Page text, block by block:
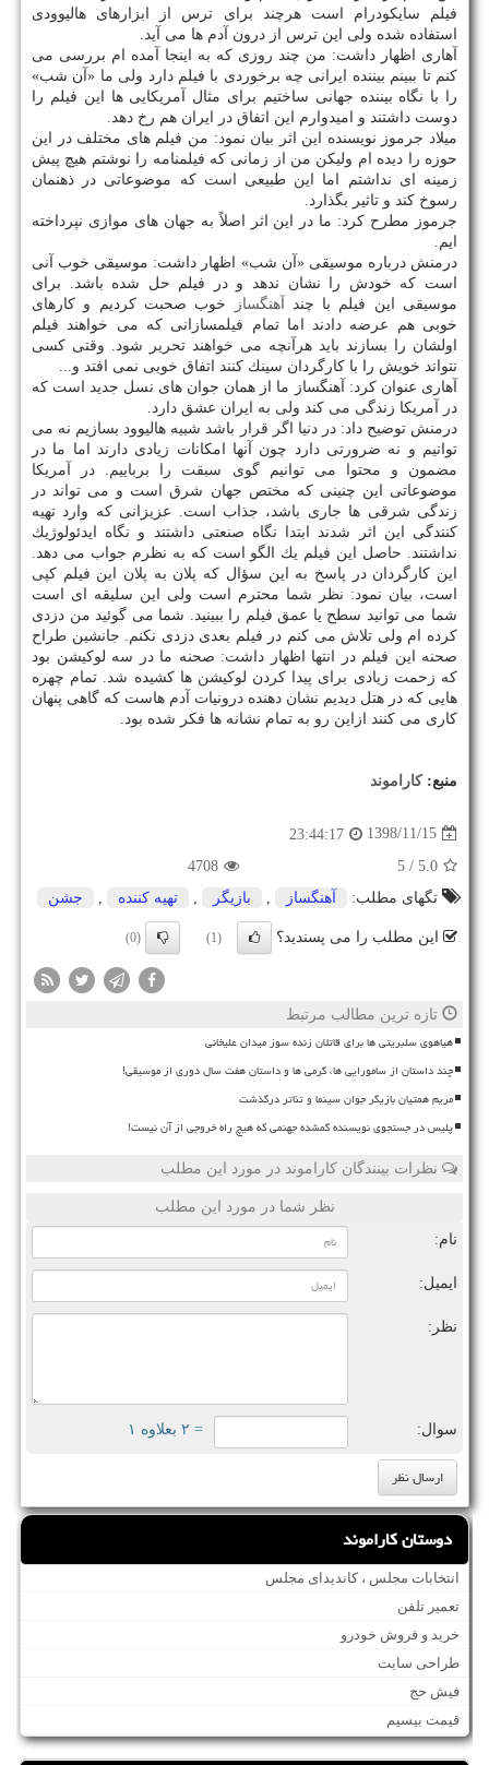
فیلم سایكودرام است هرچند برای ترس از ابزارهای هالیوودی
استفاده شده ولی این ترس از درون آدم ها می آید.
آهاری اظهار داشت: من چند روزی كه به اینجا آمده ام بررسی می
كنم تا ببینم بیننده ایرانی چه برخوردی با فیلم دارد ولی ما «آن شب»
را با نگاه بیننده جهانی ساختیم برای مثال آمریكایی ها این فیلم را
دوست داشتند و امیدوارم این اتفاق در ایران هم رخ دهد.
میلاد جرموز نویسنده این اثر بیان نمود: من فیلم های مختلف در این
حوزه را دیده ام ولیكن من از زمانی كه فیلمنامه را نوشتم هیچ پیش
زمینه ای نداشتم اما این طبیعی است كه موضوعاتی در ذهنمان
رسوخ كند و تاثیر بگذارد.
جرموز مطرح كرد: ما در این اثر اصلاً به جهان های موازی نپرداخته
ایم.
درمنش درباره موسیقی «آن شب» اظهار داشت: موسیقی خوب آنی
است كه خودش را نشان ندهد و در فیلم حل شده باشد. برای
موسیقی این فیلم با چند آهنگساز
خوب صحبت كردیم و كارهای
خوبی هم عرضه دادند اما تمام فیلمسازانی كه می خواهند فیلم
اولشان را بسازند باید هرآنچه می خواهند تحریر شود. وقتی كسی
نتواند خویش را با كارگردان سینك كنند اتفاق خوبی نمی افتد و...
آهاری عنوان كرد: آهنگساز ما از همان جوان های نسل جدید است كه
در آمریكا زندگی می كند ولی به ایران عشق دارد.
درمنش توضیح داد: در دنیا اگر قرار باشد شبیه هالیوود بسازیم نه می
توانیم و نه ضرورتی دارد چون آنها امكانات زیادی دارند اما ما در
مضمون و محتوا می توانیم گوی سبقت را برباییم. در آمریكا
موضوعاتی این چنینی كه مختص جهان شرق است و می تواند در
زندگی شرقی ها جاری باشد، جذاب است. عزیزانی كه وارد تهیه
كنندگی این اثر شدند ابتدا نگاه صنعتی داشتند و نگاه ایدئولوژیك
نداشتند. حاصل این فیلم یك الگو است كه به نظرم جواب می دهد.
این كارگردان در پاسخ به این سؤال كه پلان به پلان این فیلم كپی
است، بیان نمود: نظر شما محترم است ولی این سلیقه ای است
شما می توانید سطح یا عمق فیلم را ببینید. شما می گوئید من دزدی
كرده ام ولی تلاش می كنم در فیلم بعدی دزدی نكنم. جانشین طراح
صحنه این فیلم در انتها اظهار داشت: صحنه ما در سه لوكیشن بود
كه زحمت زیادی برای پیدا كردن لوكیشن ها كشیده شد. تمام چهره
هایی كه در هتل دیدیم نشان دهنده درونیات آدم هاست كه گاهی پنهان
كاری می كنند ازاین رو به تمام نشانه ها فكر شده بود.
منبع:كاراموند
1398/11/15
23:44:17
5.0
/ 5
4708
تگهای مطلب:
آهنگساز بازیگر تهیه كننده جشن
این مطلب را می پسندید؟ (1)
(0)
تازه ترین مطالب مرتبط
هیاهوی سلبریتی ها برای قاتلان زنده سوز میدان علیخانی
چند داستان از سامورایی ها، گرمی ها و داستان هفت سال دوری از موسیقی!
مریم همتیان بازیگر جوان سینما و تئاتر درگذشت
پلیس در جستجوی نویسنده گمشده جهنمی که هیچ راه خروجی از آن نیست!
نظرات بینندگان کاراموند در مورد این مطلب
نظر شما در مورد این مطلب
نام:
ایمیل:
نظر:
سوال: = ۲ بعلاوه ۱
دوستان کاراموند
انتخابات مجلس ، کاندیدای مجلس
تعمیر تلفن
خرید و فروش خودرو
طراحی سایت
فیش حج
قیمت بیسیم